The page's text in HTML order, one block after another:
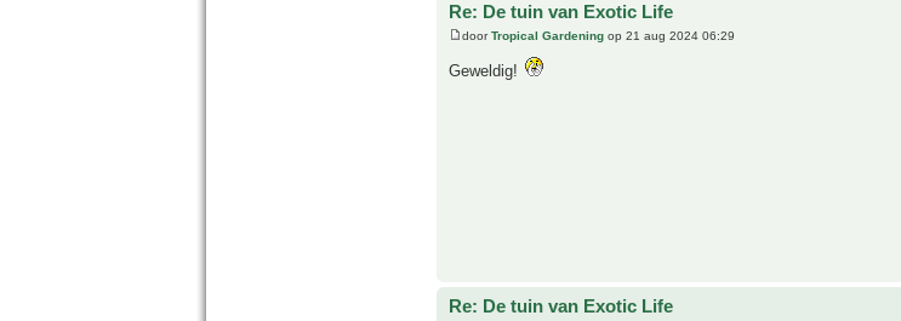
Re: De tuin van Exotic Life
doorTropical Gardening op 21 aug 2024 06:29
Geweldig!
Re: De tuin van Exotic Life